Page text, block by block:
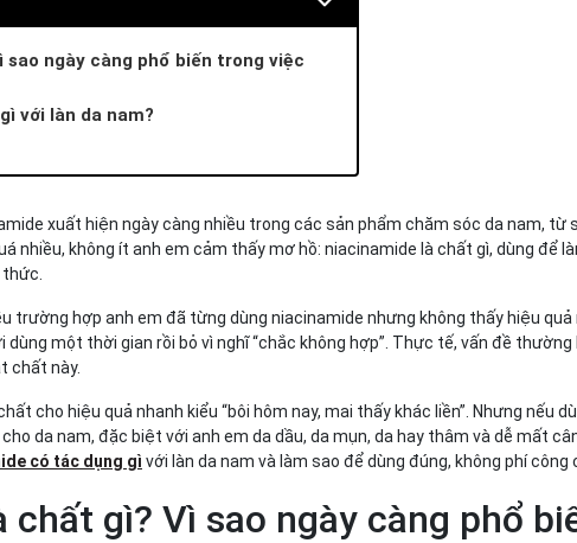
ngày càng phổ biến trong việc
với làn da nam?
tắc lỗ chân lông
mụn theo thời gian
nhưng không thấy hiệu
niacinamide
trong routine
vọng
tiêu chuẩn từ Men Stay Simplicity
trong một routine chăm da hoàn chỉnh?
hợp với da nam không?
xuất hiện ngày càng nhiều trong các sản phẩm chăm sóc da nam,
nhiều, không ít anh em cảm thấy mơ hồ: niacinamide là chất gì, dùng để
trường hợp anh em đã từng dùng niacinamide nhưng không thấy hiệu
một thời gian rồi bỏ vì nghĩ “chắc không hợp”. Thực tế, vấn đề
chất này.
cho hiệu quả nhanh kiểu “bôi hôm nay, mai thấy khác liền”. Nhưng nếu
da nam, đặc biệt với anh em da dầu, da mụn, da hay thâm và dễ mất
có tác dụng gì với làn da nam và làm sao để dùng đúng, không phí công
chất gì? Vì sao ngày càng phổ